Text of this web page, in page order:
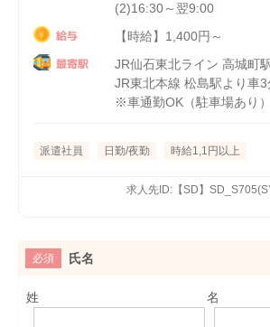
(2)16:30～翌9:00
給与 【時給】1,400円～
最寄駅
JR仙石東北ライン 高城町
JR東北本線 松島駅より車3
※車通勤OK（駐車場あり）
派遣社員 日勤/夜勤 時給1,1円以上
求人先ID:【SD】
必須 氏名
姓 名